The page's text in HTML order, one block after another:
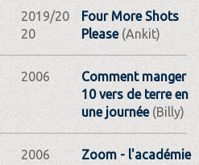
2019/20
20
Four More Shots
Please(Ankit)
2006
Comment manger
10 vers de terre en
une journée(Billy)
2006
Zoom - l'académie